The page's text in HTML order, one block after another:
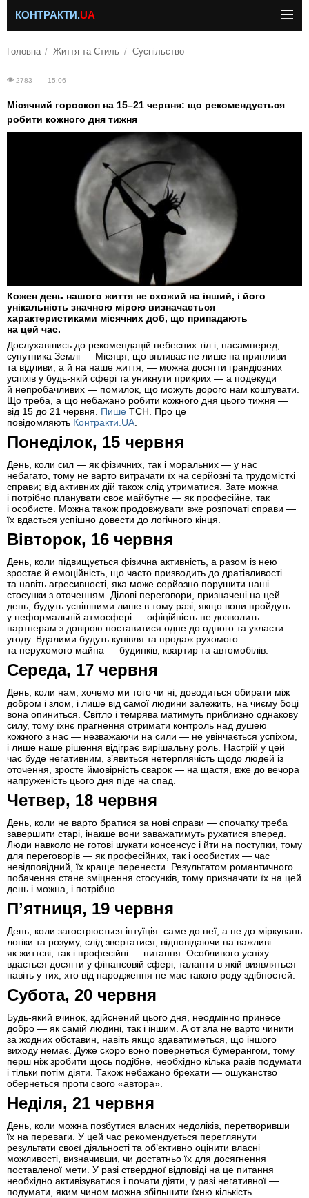
КОНТРАКТИ.UA
Головна Життя та Стиль Суспільство
2783 — 15.06
Місячний гороскоп на 15–21 червня: що рекомендується
робити кожного дня тижня
Кожен день нашого життя не схожий на інший, і його
унікальність значною мірою визначається
характеристиками місячних доб, що припадають
на цей час.
Дослухавшись до рекомендацій небесних тіл і, насамперед,
супутника Землі — Місяця, що впливає не лише на припливи
та відливи, а й на наше життя, — можна досягти грандіозних
успіхів у будь-якій сфері та уникнути прикрих — а подекуди
й непробачливих — помилок, що можуть дорого нам коштувати.
Що треба, а що небажано робити кожного дня цього тижня —
від 15 до 21 червня. Пише ТСН. Про це
повідомляють Контракти.UA.
Понеділок, 15 червня
День, коли сил — як фізичних, так і моральних — у нас
небагато, тому не варто витрачати їх на серйозні та трудомісткі
справи; від активних дій також слід утриматися. Зате можна
і потрібно планувати своє майбутнє — як професійне, так
і особисте. Можна також продовжувати вже розпочаті справи —
їх вдасться успішно довести до логічного кінця.
Вівторок, 16 червня
День, коли підвищується фізична активність, а разом із нею
зростає й емоційність, що часто призводить до дратівливості
та навіть агресивності, яка може серйозно порушити наші
стосунки з оточенням. Ділові переговори, призначені на цей
день, будуть успішними лише в тому разі, якщо вони пройдуть
у неформальній атмосфері — офіційність не дозволить
партнерам з довірою поставитися одне до одного та укласти
угоду. Вдалими будуть купівля та продаж рухомого
та нерухомого майна — будинків, квартир та автомобілів.
Середа, 17 червня
День, коли нам, хочемо ми того чи ні, доводиться обирати між
добром і злом, і лише від самої людини залежить, на чиєму боці
вона опиниться. Світло і темрява матимуть приблизно однакову
силу, тому їхнє прагнення отримати контроль над душею
кожного з нас — незважаючи на сили — не увінчається успіхом,
і лише наше рішення відіграє вирішальну роль. Настрій у цей
час буде негативним, з’явиться нетерплячість щодо людей із
оточення, зросте ймовірність сварок — на щастя, вже до вечора
напруженість цього дня піде на спад.
Четвер, 18 червня
День, коли не варто братися за нові справи — спочатку треба
завершити старі, інакше вони заважатимуть рухатися вперед.
Люди навколо не готові шукати консенсус і йти на поступки, тому
для переговорів — як професійних, так і особистих — час
невідповідний, їх краще перенести. Результатом романтичного
побачення стане зміцнення стосунків, тому призначати їх на цей
день і можна, і потрібно.
П’ятниця, 19 червня
День, коли загострюється інтуїція: саме до неї, а не до міркувань
логіки та розуму, слід звертатися, відповідаючи на важливі —
як життєві, так і професійні — питання. Особливого успіху
вдасться досягти у фінансовій сфері, таланти в якій виявляться
навіть у тих, хто від народження не має такого роду здібностей.
Субота, 20 червня
Будь-який вчинок, здійснений цього дня, неодмінно принесе
добро — як самій людині, так і іншим. А от зла не варто чинити
за жодних обставин, навіть якщо здаватиметься, що іншого
виходу немає. Дуже скоро воно повернеться бумерангом, тому
перш ніж зробити щось подібне, необхідно кілька разів подумати
і тільки потім діяти. Також небажано брехати — ошуканство
обернеться проти свого «автора».
Неділя, 21 червня
День, коли можна позбутися власних недоліків, перетворивши
їх на переваги. У цей час рекомендується переглянути
результати своєї діяльності та об’єктивно оцінити власні
можливості, визначивши, чи достатньо їх для досягнення
поставленої мети. У разі ствердної відповіді на це питання
необхідно активізуватися і почати діяти, у разі негативної —
подумати, яким чином можна збільшити їхню кількість.